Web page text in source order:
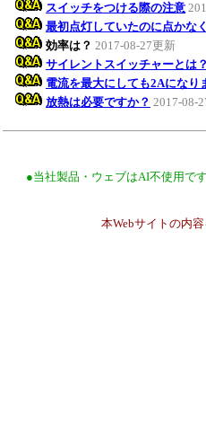
スイッチをつける際の注意
最初点灯していたのに点かな
効率は？ 2017-08-27更新
サイレントスイッチャーとは？
電流を最大にしても2Aになり
放熱は必要ですか？ 2017-08-
●当社製品・ウェブはAI不使用で
本Webサイトの内